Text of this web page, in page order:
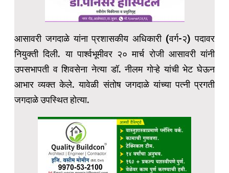
आसावरी जगदाळे यांना प्रशासकीय अधिकारी (वर्ग-२) पदावर
नियुक्ती दिली. या पार्श्वभूमीवर २० मार्च रोजी आसावरी यांनी
उपसभापती व शिवसेना नेत्या डॉ. नीलम गोऱ्हे यांची भेट घेऊन
आभार व्यक्त केले. यावेळी संतोष जगदाळे यांच्या पत्नी प्रगती
जगदाळे उपस्थित होत्या.